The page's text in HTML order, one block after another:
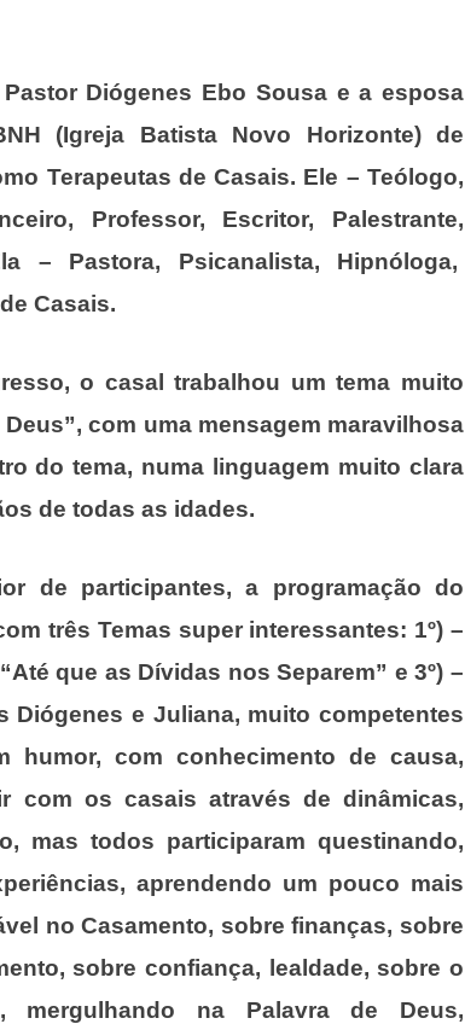
Diógenes Ebo Sousa e a esposa
(Igreja Batista Novo Horizonte) de
Terapeutas de Casais. Ele – Teólogo,
Professor, Escritor, Palestrante,
– Pastora, Psicanalista, Hipnóloga,
Casais.
o casal trabalhou um tema muito
com uma mensagem maravilhosa
do tema, numa linguagem muito clara
de todas as idades.
de participantes, a programação do
três Temas super interessantes: 1º) –
que as Dívidas nos Separem” e 3º) –
Diógenes e Juliana, muito competentes
humor, com conhecimento de causa,
com os casais através de dinâmicas,
mas todos participaram questinando,
aprendendo um pouco mais
no Casamento, sobre finanças, sobre
sobre confiança, lealdade, sobre o
na Palavra de Deus,